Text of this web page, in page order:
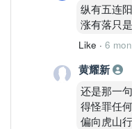
纵有五连
涨有落只
Like · 6
黄耀新
还是那一
得怪罪任
偏向虎山行